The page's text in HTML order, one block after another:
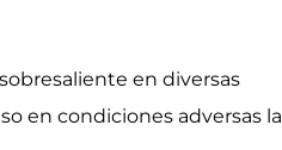
en diversas
en condiciones adversas la